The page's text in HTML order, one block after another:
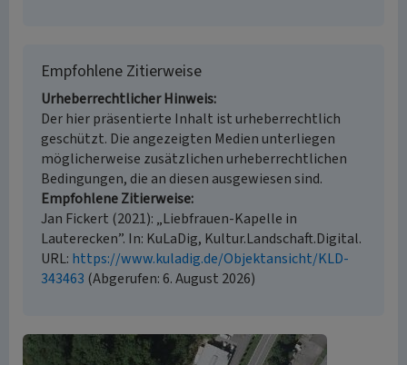
Empfohlene Zitierweise
Urheberrechtlicher Hinweis
Der hier präsentierte Inhalt ist urheberrechtlich
geschützt. Die angezeigten Medien unterliegen
möglicherweise zusätzlichen urheberrechtlichen
Bedingungen, die an diesen ausgewiesen sind.
Empfohlene Zitierweise
Jan Fickert (2021): „Liebfrauen-Kapelle in
Lauterecken”. In: KuLaDig, Kultur.Landschaft.Digital.
URL: https://www.kuladig.de/Objektansicht/KLD-
343463 (Abgerufen: 6. August 2026)